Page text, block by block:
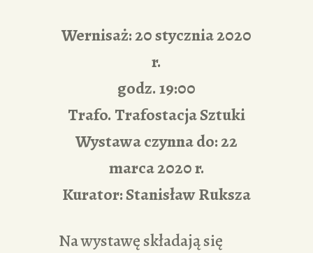
Wernisaż: 20 stycznia 2020
r.
godz. 19:00
Trafo. Trafostacja Sztuki
Wystawa czynna do: 22
marca 2020 r.
Kurator: Stanisław Ruksza
Na wystawę składają się